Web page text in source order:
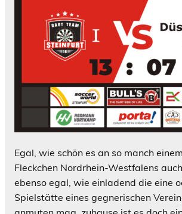
Egal, wie schön es an so manch
Fleckchen Nordrhein-Westfalens
ebenso egal, wie einladend die eine
Spielstätte eines gegnerischen